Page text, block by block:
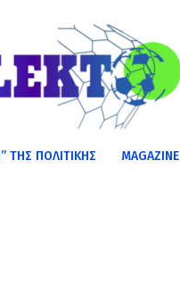
ΤΗΣ ΠΟΛΙΤΙΚΗΣ MAGAZINE